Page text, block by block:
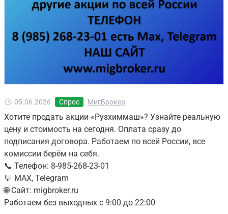
05.06.2026 Спрос МигБрокер
Хотите продать акции «Рузхиммаш»? Узнайте реальную
цену и стоимость на сегодня. Оплата сразу до
подписания договора. Работаем по всей России, все
комиссии берём на себя.
📞 Телефон: 8-985-268-23-01
💬 MAX, Telegram
🌐 Сайт: migbroker.ru
Работаем без выходных с 9:00 до 22:00